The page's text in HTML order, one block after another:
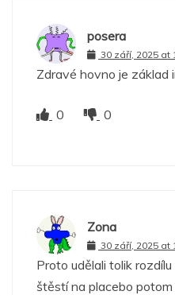
posera
30 září, 2025 at
Zdravé hovno je základ
0 0
Zona
30 září, 2025 at
Proto udělali tolik
štěstí na placebo